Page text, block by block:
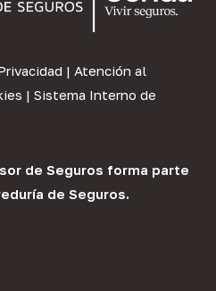
| Atención al
| Sistema Interno de
de Seguros forma parte
de Seguros.